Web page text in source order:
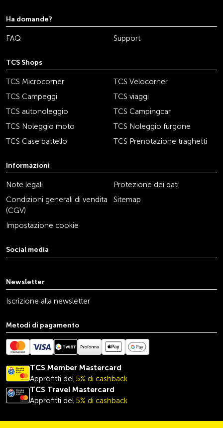
Ha domande?
FAQ Support
TCS Shops
TCS Microcorner
TCS Velocorner
TCS Campeggi
TCS viaggi
TCS autonoleggio
TCS Campingcar
TCS Noleggio moto
TCS Noleggio furgone
TCS Case battello
TCS Prenotazione traghetti
Informazioni
Note legali
Protezione dei dati
Condizioni generali di vendita
(CGV)
Sitemap
Impostazione cookie
Social media
Newsletter
Iscrizione alla newsletter
Metodi di pagamento
TCS Member Mastercard
Approfitti del 5% di cashback
TCS Travel Mastercard
Approfitti del 5% di cashback